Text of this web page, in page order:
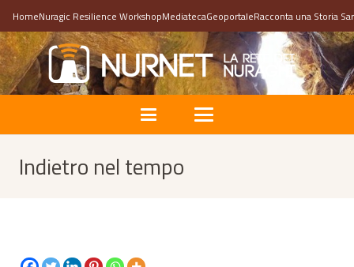
HomeNuragic Resilience WorkshopMediatecaGeoportaleRacconta una Storia
Indietro nel tempo